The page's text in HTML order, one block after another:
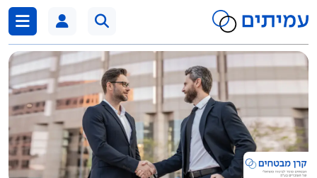
לדלג לתוכן